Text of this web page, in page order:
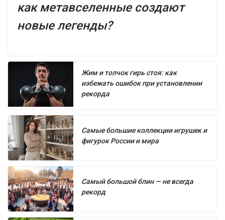
как метавселенные создают
новые легенды?
Жим и толчок гирь стоя: как
избежать ошибок при установлении
рекорда
Самые большие коллекции игрушек и
фигурок России и мира
Самый большой блин — не всегда
рекорд